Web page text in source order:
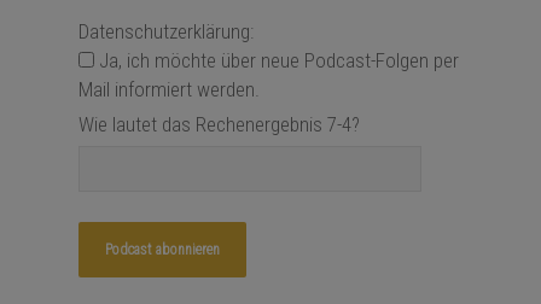
Datenschutzerklärung:
Ja, ich möchte über neue Podcast-Folgen per
Mail informiert werden.
Wie lautet das Rechenergebnis 7-4?